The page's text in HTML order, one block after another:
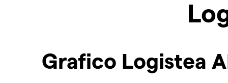
Grafico Logistea